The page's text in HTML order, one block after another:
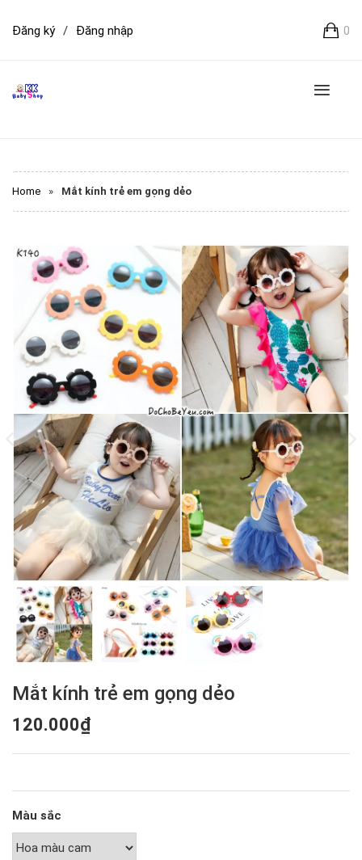
0
Đăng ký / Đăng nhập
Home » Mắt kính trẻ em gọng dẻo
Mắt kính trẻ em gọng dẻo
120.000₫
Màu sắc